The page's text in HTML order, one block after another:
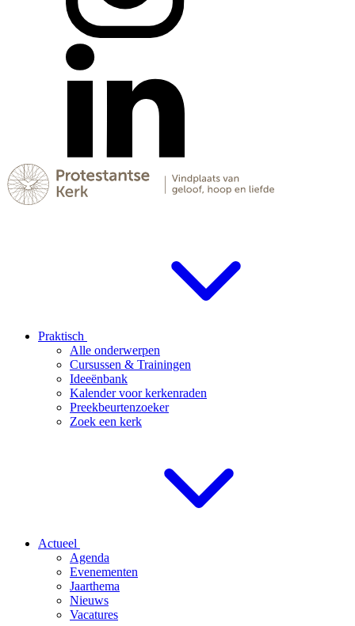
Praktisch
Alle onderwerpen
Cursussen & Trainingen
Ideeënbank
Kalender voor kerkenraden
Preekbeurtenzoeker
Zoek een kerk
Actueel
Agenda
Evenementen
Jaarthema
Nieuws
Vacatures